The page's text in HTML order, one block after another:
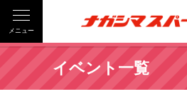
メニュー
イベント一覧